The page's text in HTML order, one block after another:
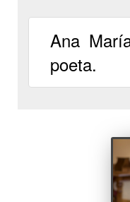
Ana
poeta.